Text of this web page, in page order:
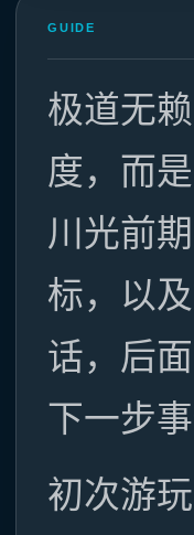
GUIDE
极道无
度，而
川光前
标，以
话，后
下一步
初次游